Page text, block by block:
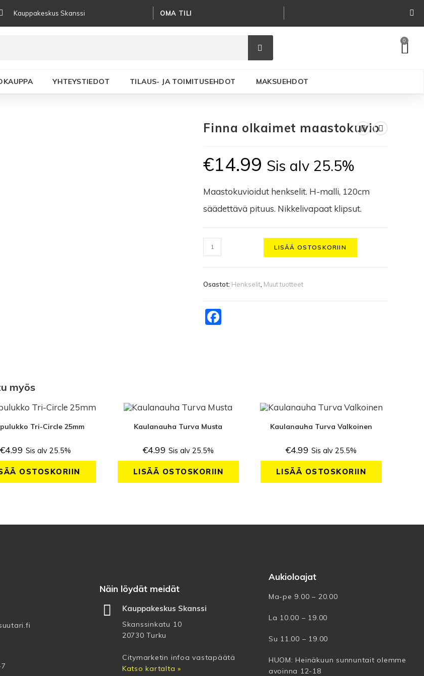
Kauppakeskus Skanssi OMA TILI
0
YHTEYSTIEDOT TILAUS- JA TOIMITUSEHDOT MAKSUEHDOT
Finna olkaimet maastokuvio
€14.99 Sis alv 25.5%
Maastokuvioidut henkselit. H-malli, 120cm
säädettävä pituus. Nikkelivapaat klipsut.
LISÄÄ OSTOSKORIIN
Osastot: Henkselit Muut tuotteet
o
k
myös
Tri-Circle 25mm
€4.99 Sis alv 25.5%
OSTOSKORIIN
Kaulanauha Turva Musta
€4.99 Sis alv 25.5%
LISÄÄ OSTOSKORIIN
Kaulanauha Turva Valkoinen
€4.99 Sis alv 25.5%
LISÄÄ OSTOSKORIIN
Näin löydät meidät
Kauppakeskus Skanssi
Skanssinkatu 10
20730 Turku
Citymarketin infoa vastapäätä
Katso kartalta »
Aukioloajat
Ma-pe 9.00 – 20.00
La 10.00 – 19.00
Su 11.00 – 19.00
HUOM: Heinäkuun sunnuntait olemme
avoinna 12-18